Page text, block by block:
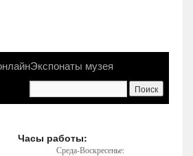
Экспонаты музея
Часы работы:
Среда-Воскресенье: